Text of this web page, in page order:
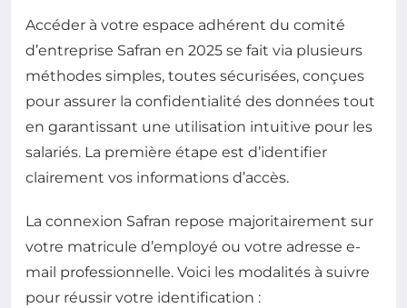
Accéder à votre espace adhérent du comité
d’entreprise Safran en 2025 se fait via plusieurs
méthodes simples, toutes sécurisées, conçues
pour assurer la confidentialité des données tout
en garantissant une utilisation intuitive pour les
salariés. La première étape est d’identifier
clairement vos informations d’accès.
La connexion Safran repose majoritairement sur
votre matricule d’employé ou votre adresse e-
mail professionnelle. Voici les modalités à suivre
pour réussir votre identification :